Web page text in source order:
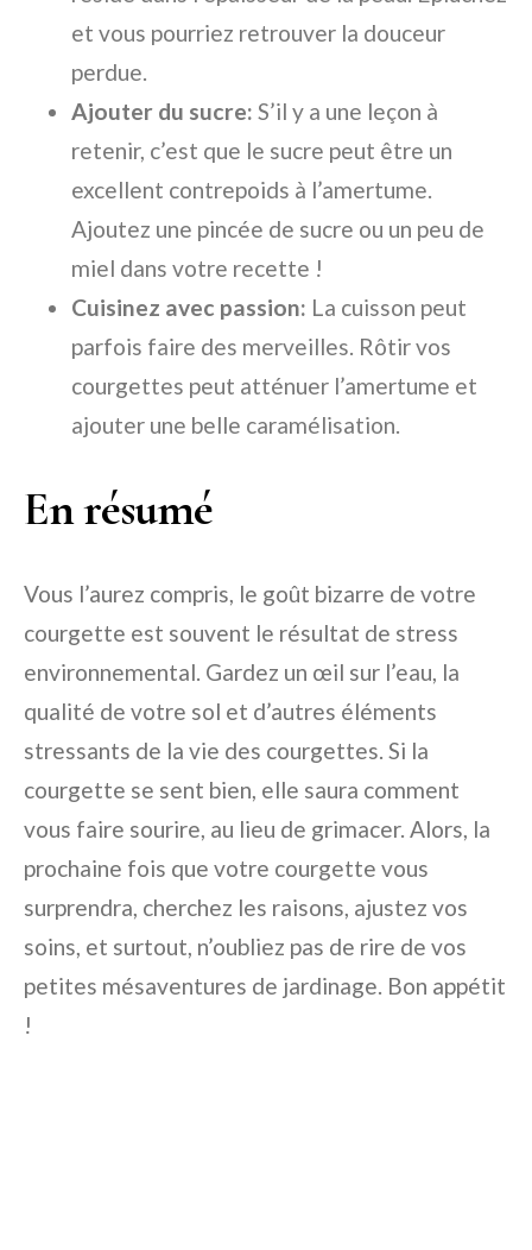
et vous pourriez retrouver la douceur
perdue.
Ajouter du sucre: S’il y a une leçon à
retenir, c’est que le sucre peut être un
excellent contrepoids à l’amertume.
Ajoutez une pincée de sucre ou un peu de
miel dans votre recette !
Cuisinez avec passion: La cuisson peut
parfois faire des merveilles. Rôtir vos
courgettes peut atténuer l’amertume et
ajouter une belle caramélisation.
En résumé
Vous l’aurez compris, le goût bizarre de votre
courgette est souvent le résultat de stress
environnemental. Gardez un œil sur l’eau, la
qualité de votre sol et d’autres éléments
stressants de la vie des courgettes. Si la
courgette se sent bien, elle saura comment
vous faire sourire, au lieu de grimacer. Alors, la
prochaine fois que votre courgette vous
surprendra, cherchez les raisons, ajustez vos
soins, et surtout, n’oubliez pas de rire de vos
petites mésaventures de jardinage. Bon appétit
!